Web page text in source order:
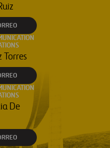
Torres
De